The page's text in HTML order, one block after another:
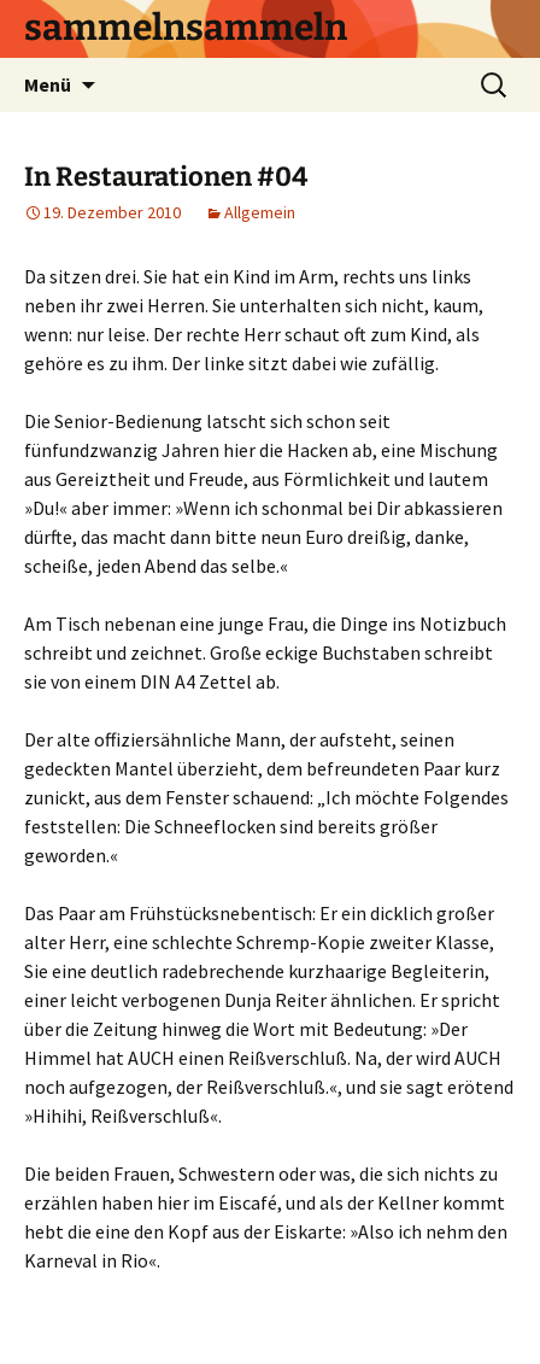
sammelnsammeln
Menü
Suchen
nach:
In Restaurationen #04
19. Dezember 2010 Allgemein
Da sitzen drei. Sie hat ein Kind im Arm, rechts uns links
neben ihr zwei Herren. Sie unterhalten sich nicht, kaum,
wenn: nur leise. Der rechte Herr schaut oft zum Kind, als
gehöre es zu ihm. Der linke sitzt dabei wie zufällig.
Die Senior-Bedienung latscht sich schon seit
fünfundzwanzig Jahren hier die Hacken ab, eine Mischung
aus Gereiztheit und Freude, aus Förmlichkeit und lautem
»Du!« aber immer: »Wenn ich schonmal bei Dir abkassieren
dürfte, das macht dann bitte neun Euro dreißig, danke,
scheiße, jeden Abend das selbe.«
Am Tisch nebenan eine junge Frau, die Dinge ins Notizbuch
schreibt und zeichnet. Große eckige Buchstaben schreibt
sie von einem DIN A4 Zettel ab.
Der alte offiziersähnliche Mann, der aufsteht, seinen
gedeckten Mantel überzieht, dem befreundeten Paar kurz
zunickt, aus dem Fenster schauend: „Ich möchte Folgendes
feststellen: Die Schneeflocken sind bereits größer
geworden.«
Das Paar am Frühstücksnebentisch: Er ein dicklich großer
alter Herr, eine schlechte Schremp-Kopie zweiter Klasse,
Sie eine deutlich radebrechende kurzhaarige Begleiterin,
einer leicht verbogenen Dunja Reiter ähnlichen. Er spricht
über die Zeitung hinweg die Wort mit Bedeutung: »Der
Himmel hat AUCH einen Reißverschluß. Na, der wird AUCH
noch aufgezogen, der Reißverschluß.«, und sie sagt erötend
»Hihihi, Reißverschluß«.
Die beiden Frauen, Schwestern oder was, die sich nichts zu
erzählen haben hier im Eiscafé, und als der Kellner kommt
hebt die eine den Kopf aus der Eiskarte: »Also ich nehm den
Karneval in Rio«.